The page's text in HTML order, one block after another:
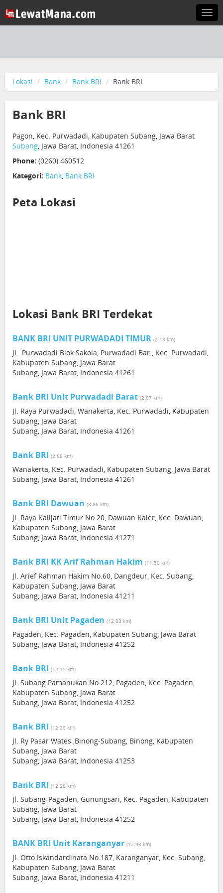
Lokasi Bank Bank BRI Bank BRI
Bank BRI
Pagon, Kec. Purwadadi, Kabupaten Subang, Jawa Barat
Subang, Jawa Barat, Indonesia 41261
Phone: (0260) 460512
Kategori: Bank, Bank BRI
Peta Lokasi
Lokasi Bank BRI Terdekat
BANK BRI UNIT PURWADADI TIMUR (2.18 km)
JL. Purwadadi Blok Sakola, Purwadadi Bar., Kec. Purwadadi,
Kabupaten Subang, Jawa Barat
Subang, Jawa Barat, Indonesia 41261
Bank BRI Unit Purwadadi Barat (2.87 km)
Jl. Raya Purwadadi, Wanakerta, Kec. Purwadadi, Kabupaten
Subang, Jawa Barat
Subang, Jawa Barat, Indonesia 41261
Bank BRI (2.88 km)
Wanakerta, Kec. Purwadadi, Kabupaten Subang, Jawa Barat
Subang, Jawa Barat, Indonesia 41261
Bank BRI Dawuan (8.86 km)
Jl. Raya Kalijati Timur No.20, Dawuan Kaler, Kec. Dawuan,
Kabupaten Subang, Jawa Barat
Subang, Jawa Barat, Indonesia 41271
Bank BRI KK Arif Rahman Hakim (11.50 km)
Jl. Arief Rahman Hakim No.60, Dangdeur, Kec. Subang,
Kabupaten Subang, Jawa Barat
Subang, Jawa Barat, Indonesia 41211
Bank BRI Unit Pagaden (12.03 km)
Pagaden, Kec. Pagaden, Kabupaten Subang, Jawa Barat
Subang, Jawa Barat, Indonesia 41252
Bank BRI (12.15 km)
Jl. Subang Pamanukan No.212, Pagaden, Kec. Pagaden,
Kabupaten Subang, Jawa Barat
Subang, Jawa Barat, Indonesia 41252
Bank BRI (12.20 km)
Jl. Ry Pasar Wates ,Binong-Subang, Binong, Kabupaten
Subang, Jawa Barat
Subang, Jawa Barat, Indonesia 41253
Bank BRI (12.28 km)
Jl. Subang-Pagaden, Gunungsari, Kec. Pagaden, Kabupaten
Subang, Jawa Barat
Subang, Jawa Barat, Indonesia 41252
BANK BRI Unit Karanganyar (12.93 km)
Jl. Otto Iskandardinata No.187, Karanganyar, Kec. Subang,
Kabupaten Subang, Jawa Barat
Subang, Jawa Barat, Indonesia 41211